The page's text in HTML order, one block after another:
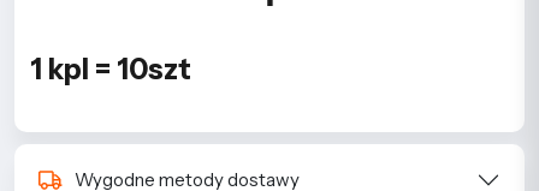
1 kpl = 10szt
Wygodne metody dostawy